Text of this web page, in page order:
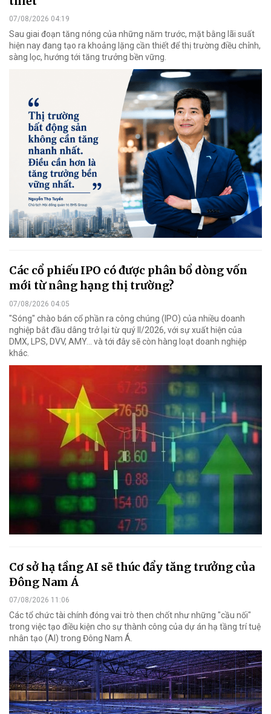
07/08/2026 04:19
Sau giai đoạn tăng nóng của những năm trước, mặt bằng lãi suất
hiện nay đang tạo ra khoảng lặng cần thiết để thị trường điều chỉnh,
sàng lọc, hướng tới tăng trưởng bền vững.
Các cổ phiếu IPO có được phân bổ dòng vốn
mới từ nâng hạng thị trường?
07/08/2026 04:05
"Sóng" chào bán cổ phần ra công chúng (IPO) của nhiều doanh
nghiệp bắt đầu dâng trở lại từ quý II/2026, với sự xuất hiện của
DMX, LPS, DVV, AMY... và tới đây sẽ còn hàng loạt doanh nghiệp
khác.
Cơ sở hạ tầng AI sẽ thúc đẩy tăng trưởng của
Đông Nam Á
07/08/2026 11:06
Các tổ chức tài chính đóng vai trò then chốt như những "cầu nối"
trong việc tạo điều kiện cho sự thành công của dự án hạ tầng trí tuệ
nhân tạo (AI) trong Đông Nam Á.